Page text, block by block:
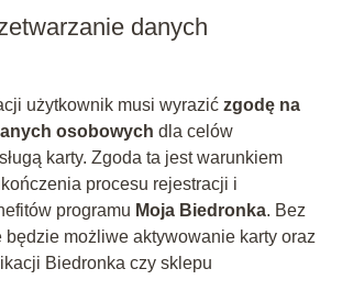
danych
użytkownik musi wyrazić zgodę na
osobowych dla celów
karty. Zgoda ta jest warunkiem
procesu rejestracji i
programu Moja Biedronka. Bez
możliwe aktywowanie karty oraz
Biedronka czy sklepu